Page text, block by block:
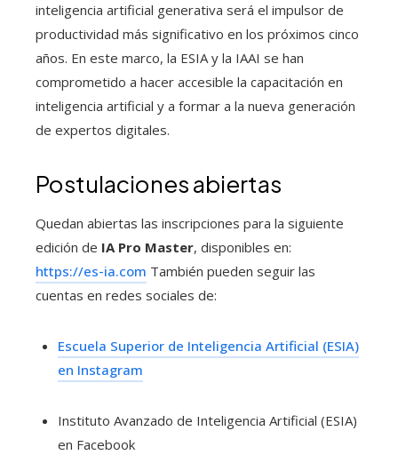
inteligencia artificial generativa será el impulsor de
productividad más significativo en los próximos cinco
años. En este marco, la ESIA y la IAAI se han
comprometido a hacer accesible la capacitación en
inteligencia artificial y a formar a la nueva generación
de expertos digitales.
Postulaciones abiertas
Quedan abiertas las inscripciones para la siguiente
edición de IA Pro Master, disponibles en:
https://es-ia.com También pueden seguir las
cuentas en redes sociales de:
Escuela Superior de Inteligencia Artificial (ESIA)
en Instagram
Instituto Avanzado de Inteligencia Artificial (ESIA)
en Facebook